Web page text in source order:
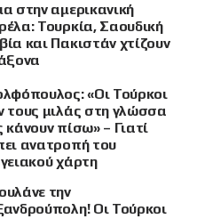
στην αμερικανική
Τουρκία, Σαουδική
και Πακιστάν χτίζουν
«Οι Τούρκοι
τους μιλάς στη γλώσσα
κάνουν πίσω» – Γιατί
ανατροπή του
χάρτη
την
Οι Τούρκοι